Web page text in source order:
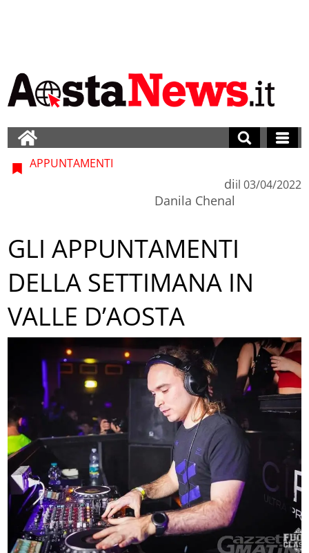
APPUNTAMENTI
di
Danila Chenal
il 03/04/2022
GLI APPUNTAMENTI
DELLA SETTIMANA IN
VALLE D’AOSTA